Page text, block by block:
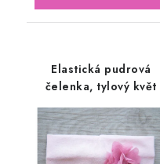
Elastická pudrová
čelenka, tylový květ